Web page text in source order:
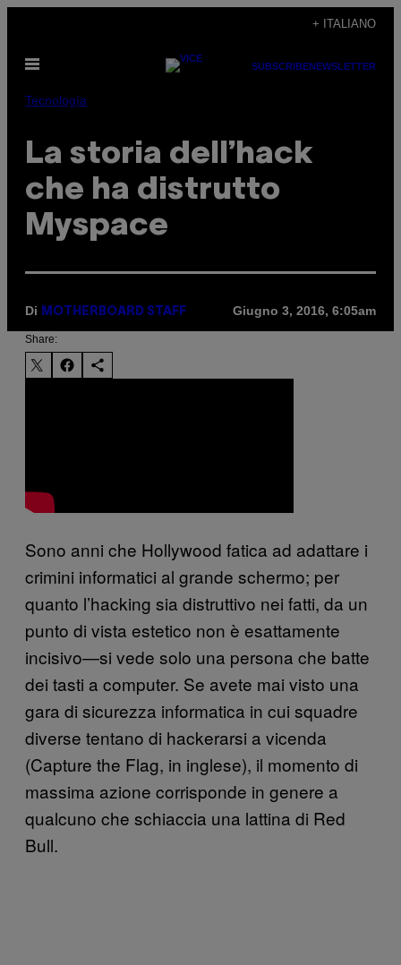
contenuto
+ ITALIANO
Apri
SUBSCRIBENEWSLETTER
Tecnología
La storia dell’hack
che ha distrutto
Myspace
Di MOTHERBOARD STAFF Giugno 3, 2016, 6:05am
Share:
Sono anni che Hollywood fatica ad adattare i
crimini informatici al grande schermo; per
quanto l’hacking sia distruttivo nei fatti, da un
punto di vista estetico non è esattamente
incisivo—si vede solo una persona che batte
dei tasti a computer. Se avete mai visto una
gara di sicurezza informatica in cui squadre
diverse tentano di hackerarsi a vicenda
(Capture the Flag, in inglese), il momento di
massima azione corrisponde in genere a
qualcuno che schiaccia una lattina di Red
Bull.